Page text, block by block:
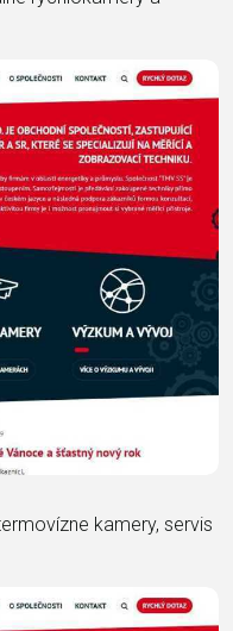
kamery, servis